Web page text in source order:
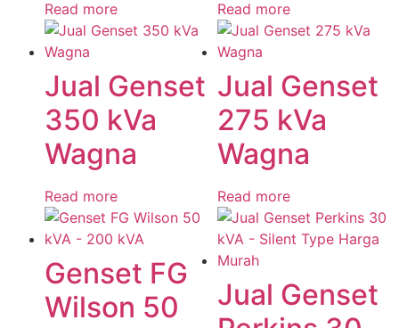
Read more Read more
Jual Genset
350 kVa
Wagna
Read more
Jual Genset
275 kVa
Wagna
Read more
Genset FG
Wilson 50
Jual Genset